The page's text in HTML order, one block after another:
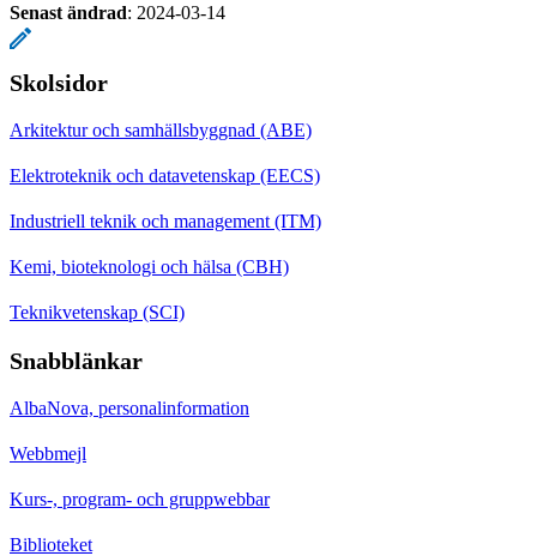
Senast ändrad: 2024-03-14
Skolsidor
Arkitektur och samhällsbyggnad (ABE)
Elektroteknik och datavetenskap (EECS)
Industriell teknik och management (ITM)
Kemi, bioteknologi och hälsa (CBH)
Teknikvetenskap (SCI)
Snabblänkar
AlbaNova, personalinformation
Webbmejl
Kurs-, program- och gruppwebbar
Biblioteket